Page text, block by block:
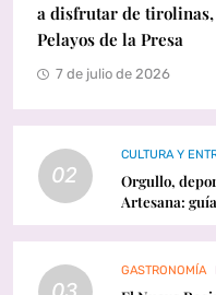
a disfrutar de
Pelayos de la Presa
7 de julio de 2026
02
CULTURA Y
Orgullo,
Artesana:
Fuenlabrada
GASTRONOMÍA